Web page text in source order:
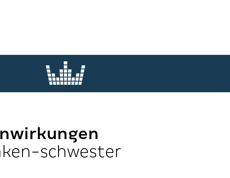
schwester